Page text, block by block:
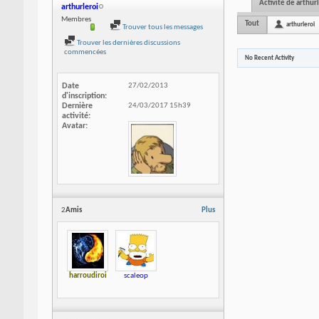
arthurleroi
Membres
Trouver tous les messages
Trouver les dernières discussions
commencées
Date
d'inscription
27/02/2013
Dernière
activité
24/03/2017 15h39
Avatar
Plus
2Amis
harroudiroi scaleop
Activité de
Tout arthurleroi
No Recent Activity